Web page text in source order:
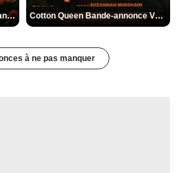
Des Fleurs pour Tokyo Bande-annonce VO STFR Cotton Queen Bande-annonce VO STFR
à ne pas manquer